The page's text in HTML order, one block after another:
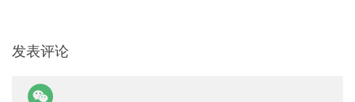
发表评论